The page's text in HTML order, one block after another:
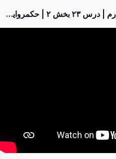
تاریخ صنف ۱۱ | فصل چهارم | درس ۲۳ بخش ۲ | حکمروایی خانواده زندیه